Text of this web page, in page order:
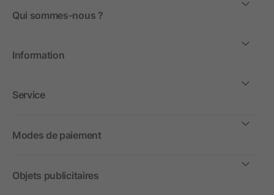
Qui sommes-nous ?
Information
Service
Modes de paiement
Objets publicitaires